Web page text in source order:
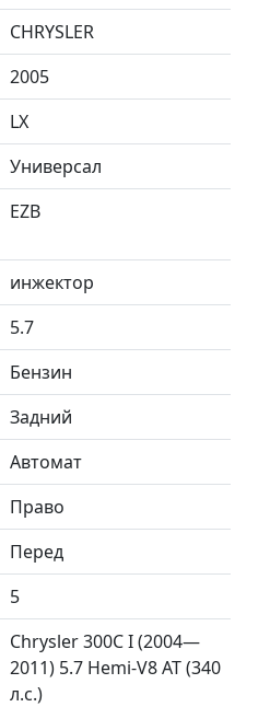
CHRYSLER
2005
LX
Универсал
EZB
инжектор
5.7
Бензин
Задний
Автомат
Право
Перед
5
Chrysler 300C I (2004—
2011) 5.7 Hemi-V8 AT (340
л.с.)